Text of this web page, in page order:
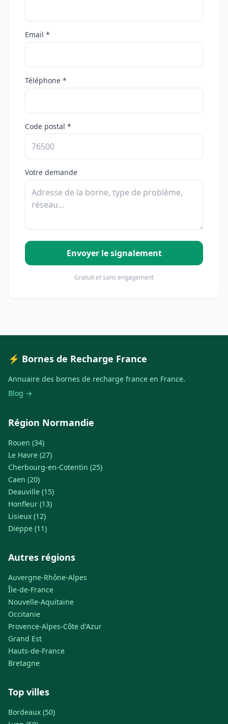
Email *
Téléphone *
Code postal *
Votre demande
Envoyer le signalement
Gratuit et sans engagement
⚡ Bornes de Recharge France
Annuaire des bornes de recharge france en France.
Blog →
Région Normandie
Rouen (34)
Le Havre (27)
Cherbourg-en-Cotentin (25)
Caen (20)
Deauville (15)
Honfleur (13)
Lisieux (12)
Dieppe (11)
Autres régions
Auvergne-Rhône-Alpes
Île-de-France
Nouvelle-Aquitaine
Occitanie
Provence-Alpes-Côte d'Azur
Grand Est
Hauts-de-France
Bretagne
Top villes
Bordeaux (50)